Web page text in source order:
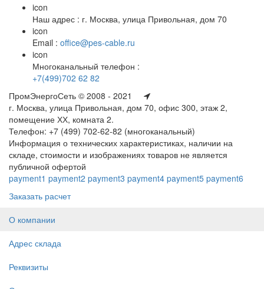
icon
Наш адрес : г. Москва, улица Привольная, дом 70
icon
Email : office@pes-cable.ru
icon
Многоканальный телефон :
+7(499)702 62 82
ПромЭнергоСеть © 2008 - 2021
г. Москва, улица Привольная, дом 70, офис 300, этаж 2,
помещение ХХ, комната 2.
Телефон: +7 (499) 702-62-82 (многоканальный)
Информация о технических характеристиках, наличии на
складе, стоимости и изображениях товаров не является
публичной офертой
payment1 payment2 payment3 payment4 payment5 payment6
Заказать расчет
О компании
Адрес склада
Реквизиты